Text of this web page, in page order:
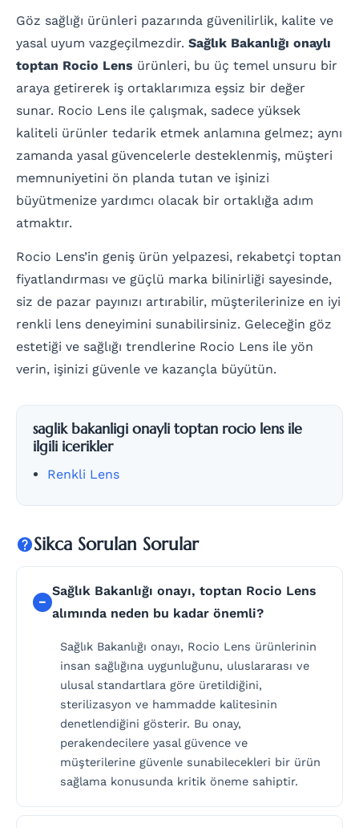
Göz sağlığı ürünleri pazarında güvenilirlik, kalite ve
yasal uyum vazgeçilmezdir. Sağlık Bakanlığı onaylı
toptan Rocio Lens ürünleri, bu üç temel unsuru bir
araya getirerek iş ortaklarımıza eşsiz bir değer
sunar. Rocio Lens ile çalışmak, sadece yüksek
kaliteli ürünler tedarik etmek anlamına gelmez; aynı
zamanda yasal güvencelerle desteklenmiş, müşteri
memnuniyetini ön planda tutan ve işinizi
büyütmenize yardımcı olacak bir ortaklığa adım
atmaktır.
Rocio Lens’in geniş ürün yelpazesi, rekabetçi toptan
fiyatlandırması ve güçlü marka bilinirliği sayesinde,
siz de pazar payınızı artırabilir, müşterilerinize en iyi
renkli lens deneyimini sunabilirsiniz. Geleceğin göz
estetiği ve sağlığı trendlerine Rocio Lens ile yön
verin, işinizi güvenle ve kazançla büyütün.
saglik bakanligi onayli toptan rocio lens ile
ilgili icerikler
Renkli Lens
Sikca Sorulan Sorular
Sağlık Bakanlığı onayı, toptan Rocio Lens
alımında neden bu kadar önemli?
Sağlık Bakanlığı onayı, Rocio Lens ürünlerinin
insan sağlığına uygunluğunu, uluslararası ve
ulusal standartlara göre üretildiğini,
sterilizasyon ve hammadde kalitesinin
denetlendiğini gösterir. Bu onay,
perakendecilere yasal güvence ve
müşterilerine güvenle sunabilecekleri bir ürün
sağlama konusunda kritik öneme sahiptir.